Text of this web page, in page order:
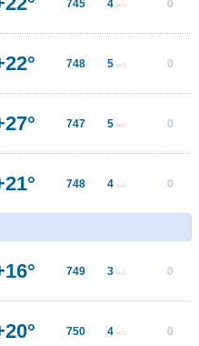
745 4 м/с 0
748 5 м/с 0
747 5 м/с 0
748 4 м/с 0
749 3 м/с 0
750 4 м/с 0